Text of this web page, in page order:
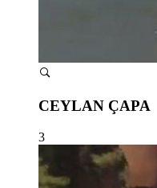
CEYLAN ÇAPA
3